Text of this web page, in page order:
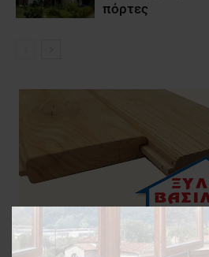
πόρτες